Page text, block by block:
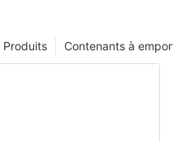
Contenants à
Produits